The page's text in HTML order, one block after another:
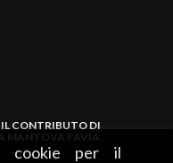
cookie per il
CONTRIBUTO DI
MANTOVA PAVIA